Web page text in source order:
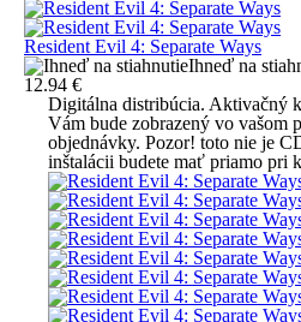
Resident Evil 4: Separate Ways
Ihneď na
12.94 €
Digitálna distribúcia. Aktivačný
Vám bude zobrazený vo vašom
objednávky. Pozor! toto nie je
inštalácii budete mať priamo pri